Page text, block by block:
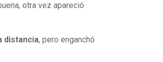
otra vez apareció
distancia, pero enganchó